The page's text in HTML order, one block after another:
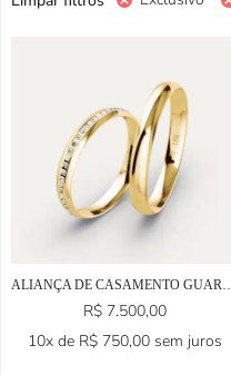
ALIANÇA DE CASAMENTO
R$7.500,00
10x de R$750,00 sem juros